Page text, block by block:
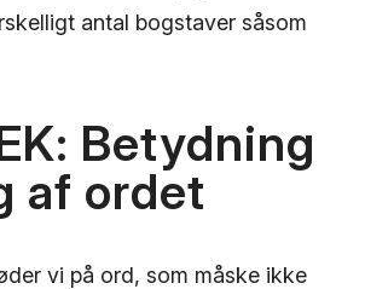
antal bogstaver såsom
Betydning
af ordet
vi på ord, som måske ikke